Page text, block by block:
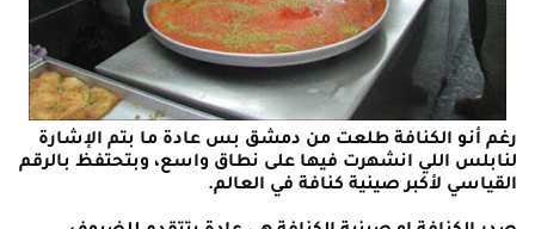
رغم أنو الكنافة طلعت من دمشق بس عادة ما بتم الإشارة
لنابلس اللي انشهرت فيها على نطاق واسع، وبتحتفظ بالرقم
القياسي لأكبر صينية كنافة في العالم.